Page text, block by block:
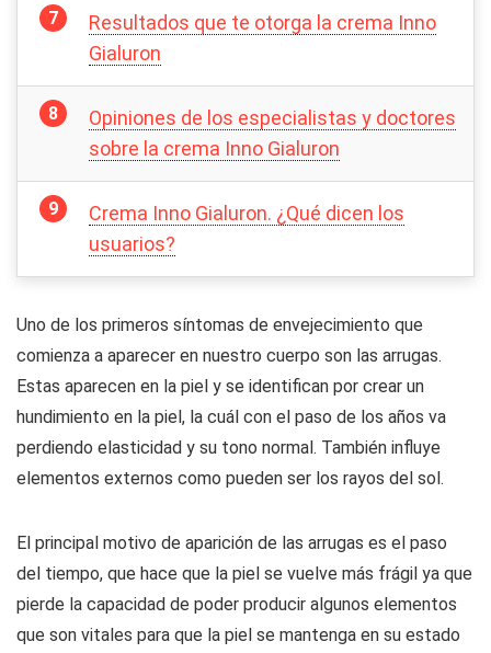
Resultados que te otorga la crema Inno
Gialuron
Opiniones de los especialistas y doctores
sobre la crema Inno Gialuron
Crema Inno Gialuron. ¿Qué dicen los
usuarios?
Uno de los primeros síntomas de envejecimiento que
comienza a aparecer en nuestro cuerpo son las arrugas.
Estas aparecen en la piel y se identifican por crear un
hundimiento en la piel, la cuál con el paso de los años va
perdiendo elasticidad y su tono normal. También influye
elementos externos como pueden ser los rayos del sol.
El principal motivo de aparición de las arrugas es el paso
del tiempo, que hace que la piel se vuelve más frágil ya que
pierde la capacidad de poder producir algunos elementos
que son vitales para que la piel se mantenga en su estado